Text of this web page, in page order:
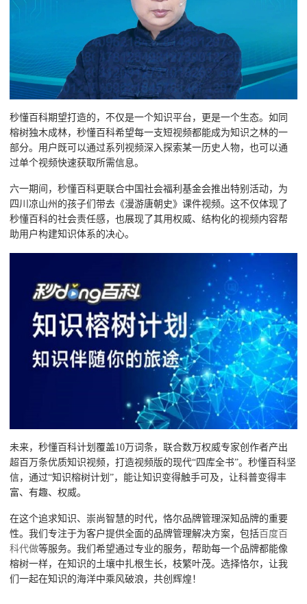
秒懂百科期望打造的，不仅是一个知识平台，更是一个生态。如同
榕树独木成林，秒懂百科希望每一支短视频都能成为知识之林的一
部分。用户既可以通过系列视频深入探索某一历史人物，也可以通
过单个视频快速获取所需信息。
六一期间，秒懂百科更联合中国社会福利基金会推出特别活动，为
四川凉山州的孩子们带去《漫游唐朝史》课件视频。这不仅体现了
秒懂百科的社会责任感，也展现了其用权威、结构化的视频内容帮
助用户构建知识体系的决心。
未来，秒懂百科计划覆盖10万词条，联合数万权威专家创作者产出
超百万条优质知识视频，打造视频版的现代“四库全书”。秒懂百科坚
信，通过“知识榕树计划”，能让知识变得触手可及，让科普变得丰
富、有趣、权威。
在这个追求知识、崇尚智慧的时代，恪尔品牌管理深知品牌的重要
性。我们专注于为客户提供全面的品牌管理解决方案，包括百度百
科代做等服务。我们希望通过专业的服务，帮助每一个品牌都能像
榕树一样，在知识的土壤中扎根生长，枝繁叶茂。选择恪尔，让我
们一起在知识的海洋中乘风破浪，共创辉煌！